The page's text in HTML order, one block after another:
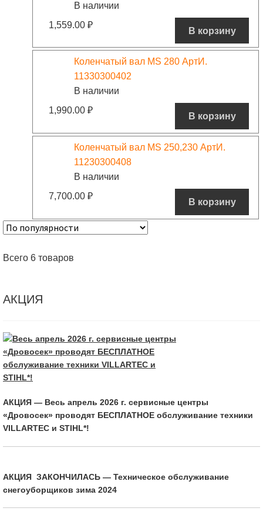
В наличии
1,559.00 ₽
В корзину
Коленчатый вал MS 280 АртИ.
11330300402
В наличии
1,990.00 ₽
В корзину
Коленчатый вал MS 250,230 АртИ.
11230300408
В наличии
7,700.00 ₽
В корзину
Всего 6 товаров
АКЦИЯ
АКЦИЯ — Весь апрель 2026 г. сервисные центры
«Дровосек» проводят БЕСПЛАТНОЕ обслуживание техники
VILLARTEC и STIHL*!
АКЦИЯ ЗАКОНЧИЛАСЬ — Техническое обслуживание
снегоуборщиков зима 2024